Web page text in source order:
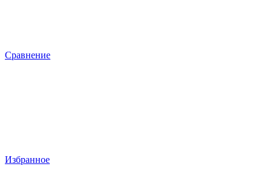
Сравнение
Избранное